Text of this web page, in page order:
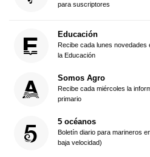
para suscriptores
Educación
Recibe cada lunes novedades
la Educación
Somos Agro
Recibe cada miércoles la
primario
5 océanos
Boletín diario para marineros
baja velocidad)